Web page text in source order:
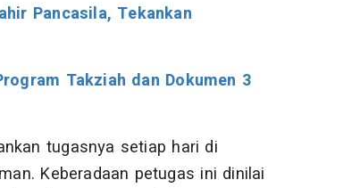
Pancasila, Tekankan
Takziah dan Dokumen 3
tugasnya setiap hari di
Keberadaan petugas ini dinilai